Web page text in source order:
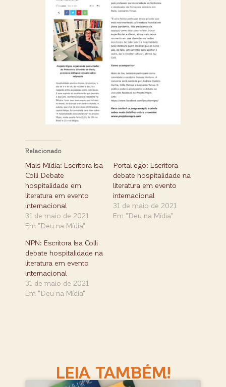
Relacionado
Mais Mídia: Escritora Isa
Colli Debate
hospitalidade em
literatura em evento
internacional
31 de maio de 2021
Em "Deu na Mídia"
Portal ego: Escritora
debate hospitalidade na
literatura em evento
internacional
31 de maio de 2021
Em "Deu na Mídia"
NPN: Escritora Isa Colli
debate hospitalidade na
literatura em evento
internacional
31 de maio de 2021
Em "Deu na Mídia"
LEIA TAMBÉM!